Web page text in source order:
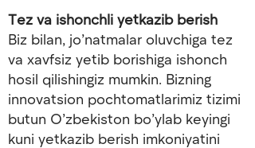
Tez va ishonchli yetkazib berish
Biz bilan, jo’natmalar oluvchiga tez
va xavfsiz yetib borishiga ishonch
hosil qilishingiz mumkin. Bizning
innovatsion pochtomatlarimiz tizimi
butun O’zbekiston bo’ylab keyingi
kuni yetkazib berish imkoniyatini